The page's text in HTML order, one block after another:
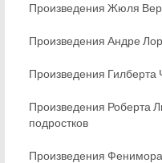
Произведения Жюля
Произведения Андре
Произведения Гилберта
Произведения Роберта
подростков
Произведения